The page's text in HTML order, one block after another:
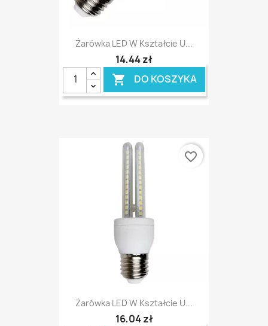
Żarówka LED W Kształcie U...
14,44 zł
 DO KOSZYKA
Żarówka LED W Kształcie U...
16,04 zł
favorite_border